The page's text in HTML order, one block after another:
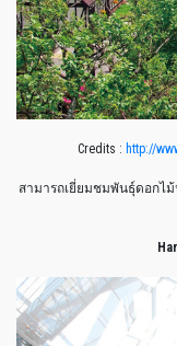
Credits : http://
สามารถเยี่ยมชมพันธุ์ดอกไ